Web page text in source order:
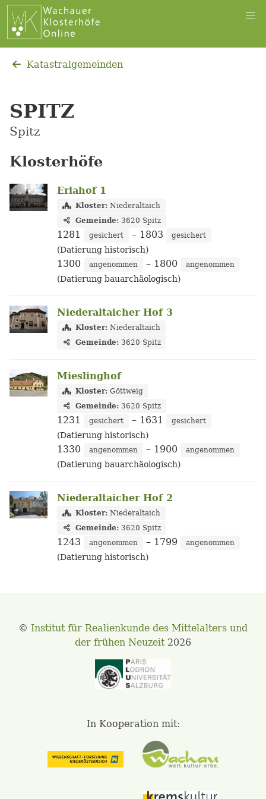
Katastralgemeinden
SPITZ
Spitz
Klosterhöfe
Erlahof 1
Kloster:Niederaltaich
Gemeinde:3620 Spitz
1281 gesichert – 1803 gesichert
(Datierung historisch)
1300 angenommen – 1800 angenommen
(Datierung bauarchäologisch)
Niederaltaicher Hof 3
Kloster:Niederaltaich
Gemeinde:3620 Spitz
Mieslinghof
Kloster:Göttweig
Gemeinde:3620 Spitz
1231 gesichert – 1631 gesichert
(Datierung historisch)
1330 angenommen – 1900 angenommen
(Datierung bauarchäologisch)
Niederaltaicher Hof 2
Kloster:Niederaltaich
Gemeinde:3620 Spitz
1243 angenommen – 1799 angenommen
(Datierung historisch)
© Institut für Realienkunde des Mittelalters und
der frühen Neuzeit2026
In Kooperation mit: